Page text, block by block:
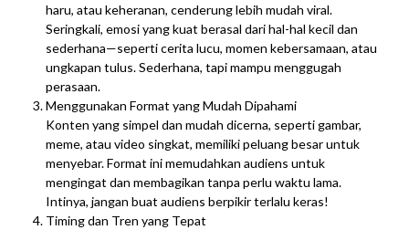
haru, atau keheranan, cenderung lebih mudah viral.
Seringkali, emosi yang kuat berasal dari hal-hal kecil dan
sederhana—seperti cerita lucu, momen kebersamaan, atau
ungkapan tulus. Sederhana, tapi mampu menggugah
perasaan.
Menggunakan Format yang Mudah Dipahami
Konten yang simpel dan mudah dicerna, seperti gambar,
meme, atau video singkat, memiliki peluang besar untuk
menyebar. Format ini memudahkan audiens untuk
mengingat dan membagikan tanpa perlu waktu lama.
Intinya, jangan buat audiens berpikir terlalu keras!
Timing dan Tren yang Tepat